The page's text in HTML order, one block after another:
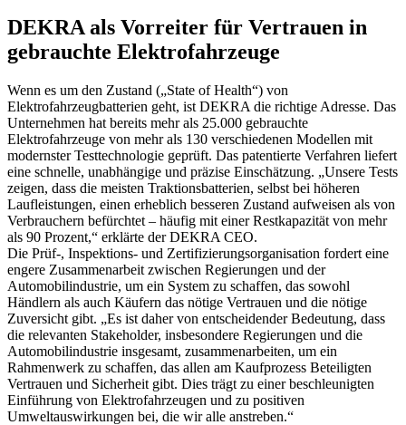
DEKRA als Vorreiter für Vertrauen in
gebrauchte Elektrofahrzeuge
Wenn es um den Zustand („State of Health“) von
Elektrofahrzeugbatterien geht, ist DEKRA die richtige Adresse. Das
Unternehmen hat bereits mehr als 25.000 gebrauchte
Elektrofahrzeuge von mehr als 130 verschiedenen Modellen mit
modernster Testtechnologie geprüft. Das patentierte Verfahren liefert
eine schnelle, unabhängige und präzise Einschätzung. „Unsere Tests
zeigen, dass die meisten Traktionsbatterien, selbst bei höheren
Laufleistungen, einen erheblich besseren Zustand aufweisen als von
Verbrauchern befürchtet – häufig mit einer Restkapazität von mehr
als 90 Prozent,“ erklärte der DEKRA CEO.
Die Prüf-, Inspektions- und Zertifizierungsorganisation fordert eine
engere Zusammenarbeit zwischen Regierungen und der
Automobilindustrie, um ein System zu schaffen, das sowohl
Händlern als auch Käufern das nötige Vertrauen und die nötige
Zuversicht gibt. „Es ist daher von entscheidender Bedeutung, dass
die relevanten Stakeholder, insbesondere Regierungen und die
Automobilindustrie insgesamt, zusammenarbeiten, um ein
Rahmenwerk zu schaffen, das allen am Kaufprozess Beteiligten
Vertrauen und Sicherheit gibt. Dies trägt zu einer beschleunigten
Einführung von Elektrofahrzeugen und zu positiven
Umweltauswirkungen bei, die wir alle anstreben.“